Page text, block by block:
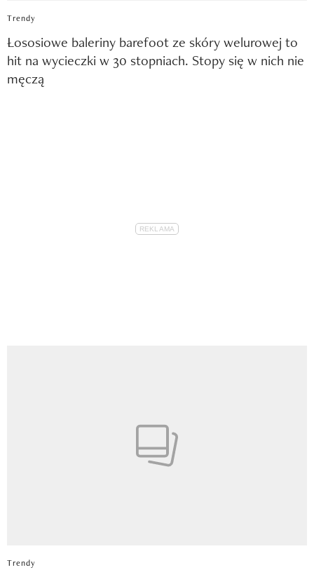
Trendy
Łososiowe baleriny barefoot ze skóry welurowej to
hit na wycieczki w 30 stopniach. Stopy się w nich nie
męczą
Trendy